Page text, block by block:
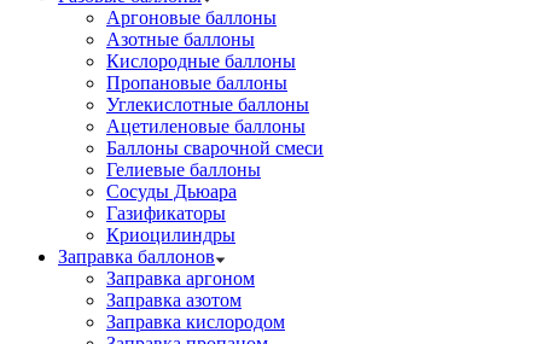
Аргоновые баллоны
Азотные баллоны
Кислородные баллоны
Пропановые баллоны
Углекислотные баллоны
Ацетиленовые баллоны
Баллоны сварочной смеси
Гелиевые баллоны
Сосуды Дьюара
Газификаторы
Криоцилиндры
Заправка баллонов
Заправка аргоном
Заправка азотом
Заправка кислородом